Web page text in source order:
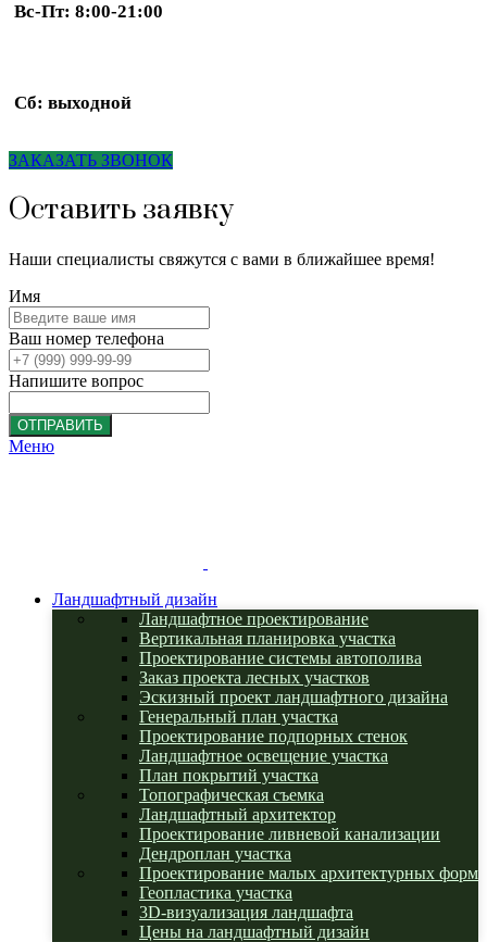
Вс-Пт: 8:00-21:00
Сб: выходной
ЗАКАЗАТЬ ЗВОНОК
Оставить заявку
Наши специалисты свяжутся с вами в ближайшее время!
Имя
Ваш номер телефона
Напишите вопрос
ОТПРАВИТЬ
Меню
Ландшафтный дизайн
Ландшафтное проектирование
Вертикальная планировка участка
Проектирование системы автополива
Заказ проекта лесных участков
Эскизный проект ландшафтного дизайна
Генеральный план участка
Проектирование подпорных стенок
Ландшафтное освещение участка
План покрытий участка
Топографическая съемка
Ландшафтный архитектор
Проектирование ливневой канализации
Дендроплан участка
Проектирование малых архитектурных форм
Геопластика участка
3D-визуализация ландшафта
Цены на ландшафтный дизайн